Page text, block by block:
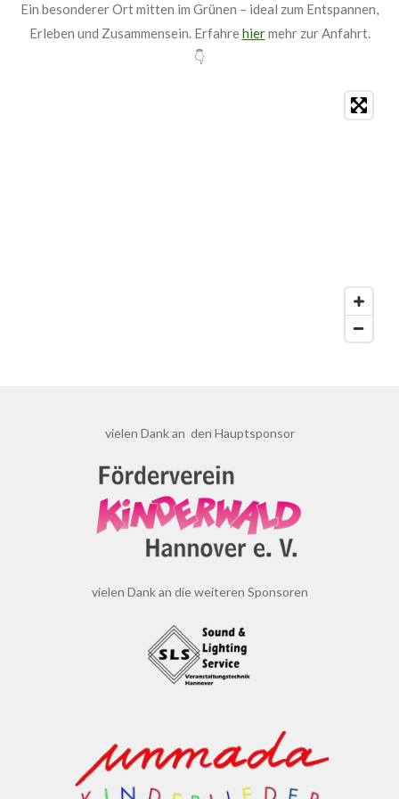
Ein besonderer Ort mitten im Grünen – ideal zum Entspannen,
Erleben und Zusammensein. Erfahrehiermehr zur Anfahrt.
👇
vielen Dank an den Hauptsponsor
vielen Dank an die weiteren Sponsoren